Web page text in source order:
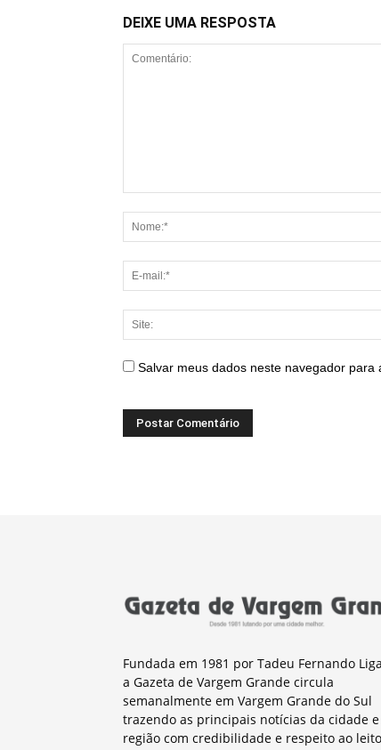
DEIXE UMA RESPOSTA
Salvar meus dados neste navegador para
Fundada em 1981 por Tadeu Fernando
a Gazeta de Vargem Grande circula
semanalmente em Vargem Grande do Sul
trazendo as principais notícias da cidade e
região com credibilidade e respeito ao